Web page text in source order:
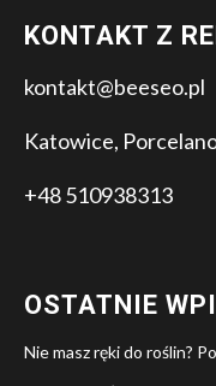
KONTAKT Z
kontakt@beeseo.pl
Katowice,
+48 510938313
OSTATNIE
Nie masz ręki do roślin?